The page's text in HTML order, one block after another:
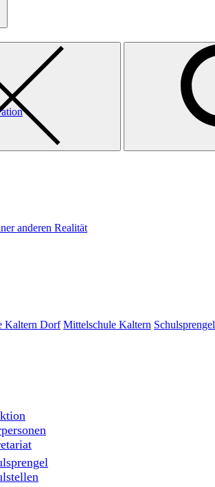
anderen Realität
Kaltern Dorf Mittelschule Kaltern Schulsprengel